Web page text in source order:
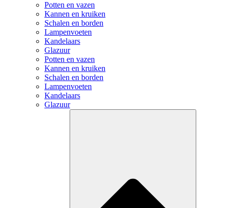
Potten en vazen
Kannen en kruiken
Schalen en borden
Lampenvoeten
Kandelaars
Glazuur
Potten en vazen
Kannen en kruiken
Schalen en borden
Lampenvoeten
Kandelaars
Glazuur